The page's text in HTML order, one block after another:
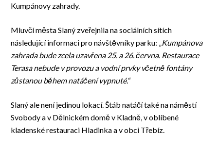
Kumpánovy zahrady.
Mluvčí města Slaný zveřejnila na sociálních sítích
následující informaci pro návštěvníky parku: „Kumpánova
zahrada bude zcela uzavřena 25. a 26. června. Restaurace
Terasa nebude v provozu a vodní prvky včetně fontány
zůstanou během natáčení vypnuté.“
Slaný ale není jedinou lokací. Štáb natáčí také na náměstí
Svobody a v Dělnickém domě v Kladně, v oblíbené
kladenské restauraci Hladinka a v obci Třebíz.